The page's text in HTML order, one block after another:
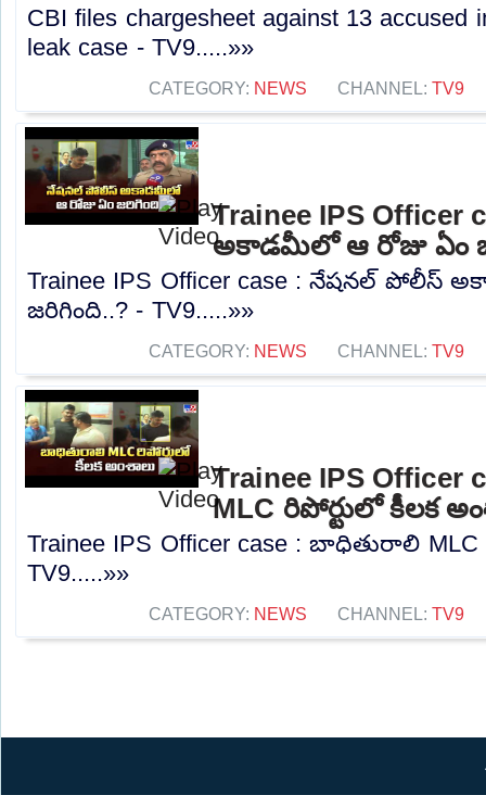
CBI files chargesheet against 13 accused
leak case - TV9.....»»
CATEGORY: NEWS CHANNEL: TV9
Trainee IPS
అకాడమీలో ఆ రోజు ఏం
Trainee IPS Officer case : నేషనల్ పోలీస్
జరిగింది..? - TV9.....»»
CATEGORY: NEWS CHANNEL: TV9
Trainee IPS
MLC రిపోర్టులో కీలక
Trainee IPS Officer case : బాధితురాలి
TV9.....»»
CATEGORY: NEWS CHANNEL: TV9